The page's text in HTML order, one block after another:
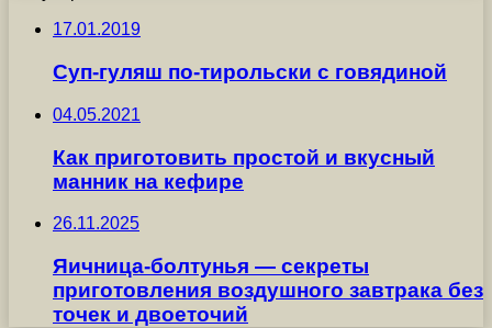
17.01.2019
Суп-гуляш по-тирольски с говядиной
04.05.2021
Как приготовить простой и вкусный
манник на кефире
26.11.2025
Яичница-болтунья — секреты
приготовления воздушного завтрака без
точек и двоеточий